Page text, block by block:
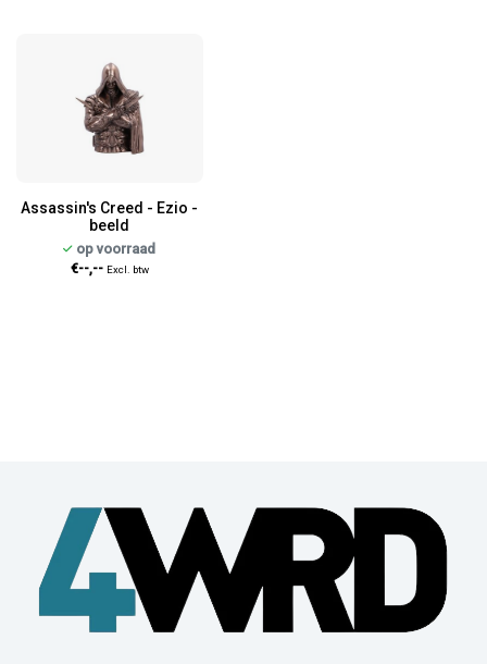
Assassin's Creed - Ezio -
beeld
op voorraad
€--,-- Excl. btw